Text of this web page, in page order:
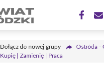
Dołącz do nowej grupy
Ostróda -
Kupię | Zamienię | Praca